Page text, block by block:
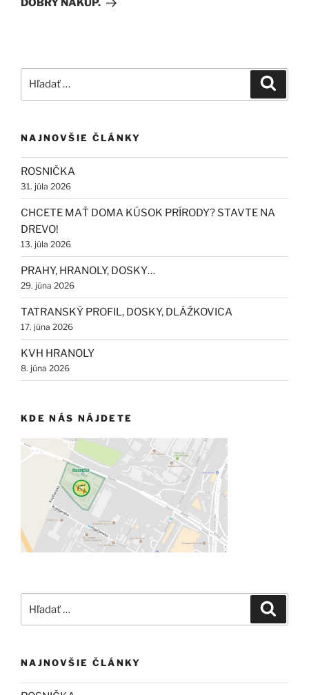
DOBRÝ NÁKUP.
NAJNOVŠIE ČLÁNKY
ROSNIČKA
31. júla 2026
CHCETE MAŤ DOMA KÚSOK PRÍRODY? STAVTE NA
DREVO!
13. júla 2026
PRAHY, HRANOLY, DOSKY…
29. júna 2026
TATRANSKÝ PROFIL, DOSKY, DLÁŽKOVICA
17. júna 2026
KVH HRANOLY
8. júna 2026
KDE NÁS NÁJDETE
NAJNOVŠIE ČLÁNKY